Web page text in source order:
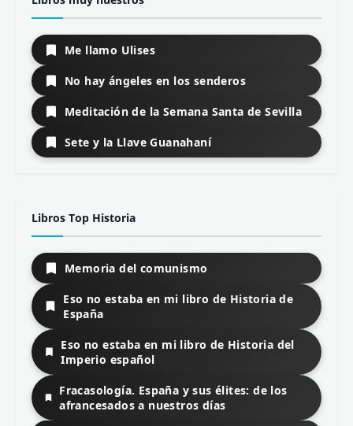
Me llamo Ulises
No hay ángeles en los senderos
Meditación de la Semana Santa de Sevilla
Sete y la Llave Guanahaní
Libros Top Historia
Memoria del comunismo
Eso no estaba en mi libro de Historia de
España
Eso no estaba en mi libro de Historia del
Imperio español
Fracasología. España y sus élites: de los
afrancesados a nuestros días